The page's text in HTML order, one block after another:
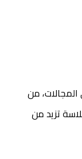
من
تزيد من